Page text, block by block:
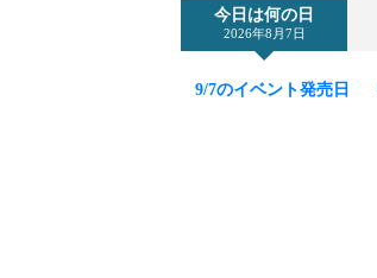
今日は何の日
2026年8月7日
9/7のイベント発売日